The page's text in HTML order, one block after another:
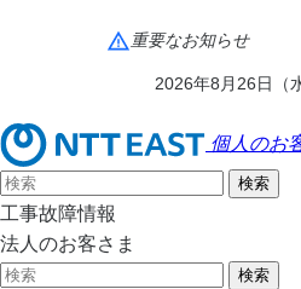
重要なお知らせ
2026年8月26日（
個人のお
工事故障情報
法人のお客さま